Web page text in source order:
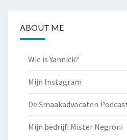
ABOUT ME
Wie is Yannick?
Mijn Instagram
De Smaakadvocaten
Mijn bedrijf: Mister Negroni